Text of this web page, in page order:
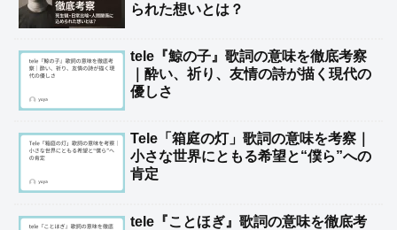
られた想いとは？
tele『鯨の子』歌詞の意味を徹底考察
｜酔い、祈り、友情の詩が描く現代の
優しさ
Tele「箱庭の灯」歌詞の意味を考察｜
小さな世界にともる希望と“僕ら”への
肯定
tele『ことほぎ』歌詞の意味を徹底考